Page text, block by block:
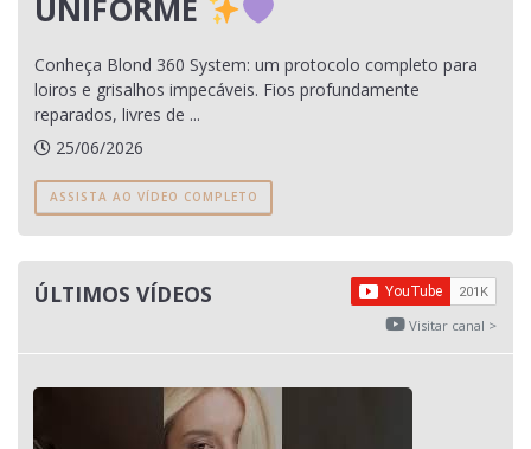
UNIFORME
Conheça Blond 360 System: um protocolo completo para
loiros e grisalhos impecáveis. Fios profundamente
reparados, livres de ...
25/06/2026
ASSISTA AO VÍDEO COMPLETO
ÚLTIMOS VÍDEOS
Visitar canal >